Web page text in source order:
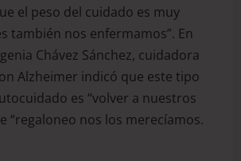
el peso del cuidado es muy
también nos enfermamos”. En
Chávez Sánchez, cuidadora
Alzheimer indicó que este tipo
es “volver a nuestros
“regaloneo nos los merecíamos.